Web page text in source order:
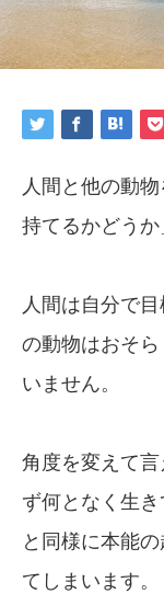
人間と他の動
持てるかどうか
人間は自分で
の動物はおそ
いません。
角度を変えて
ず何となく生
と同様に本能
てしまいます。